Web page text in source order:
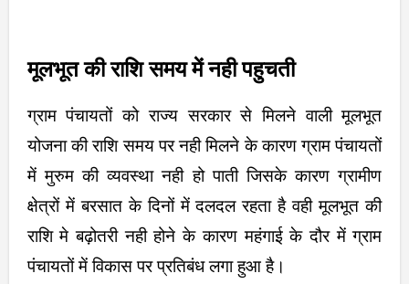
मूलभूत की राशि समय में नही पहुचती
ग्राम पंचायतों को राज्य सरकार से मिलने वाली मूलभूत
योजना की राशि समय पर नही मिलने के कारण ग्राम पंचायतों
में मुरुम की व्यवस्था नही हो पाती जिसके कारण ग्रामीण
क्षेत्रों में बरसात के दिनों में दलदल रहता है वही मूलभूत की
राशि मे बढ़ोतरी नही होने के कारण महंगाई के दौर में ग्राम
पंचायतों में विकास पर प्रतिबंध लगा हुआ है।